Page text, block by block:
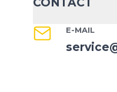
CONTACT
E-MAIL